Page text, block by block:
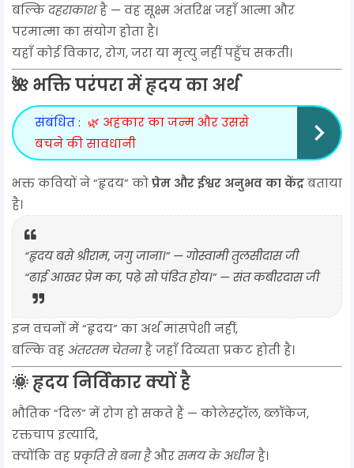
बल्किदहराकाशहै — वह सूक्ष्म अंतरिक्ष जहाँ आत्मा और
परमात्मा का संयोग होता है।
यहाँ कोई विकार, रोग, जरा या मृत्यु नहीं पहुँच सकती।
🌺 भक्ति परंपरा में हृदय का अर्थ
संबंधित : 🌿 अहंकार का जन्म और उससे
बचने की सावधानी
भक्त कवियों ने “हृदय” कोप्रेम और ईश्वर अनुभव का केंद्रबताया
है।
“हृदय बसे श्रीराम, जगु जाना।” —गोस्वामी तुलसीदास जी
“ढाई आखर प्रेम का, पढ़े सो पंडित होय।” —संत कबीरदास जी
इन वचनों में “हृदय” का अर्थ मांसपेशी नहीं,
बल्कि वहअंतरतम चेतनाहै जहाँ दिव्यता प्रकट होती है।
🌞 हृदय निर्विकार क्यों है
भौतिक “दिल” में रोग हो सकते हैं — कोलेस्ट्रॉल, ब्लॉकेज,
रक्तचाप इत्यादि,
क्योंकि वहप्रकृति से बना हैऔरसमय के अधीनहै।